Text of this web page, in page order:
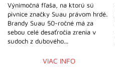
Výnimočná fľaša, na ktorú sú
pivnice značky Suau právom hrdé.
Brandy Suau 50-ročné má za
sebou celé desaťročia zrenia v
sudoch z dubového...
VIAC INFO